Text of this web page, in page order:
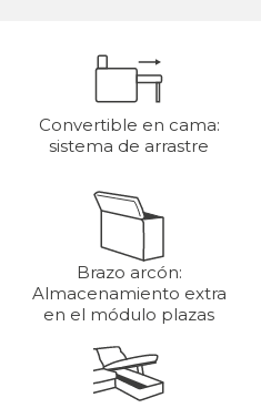
Convertible en cama:
sistema de arrastre
Brazo arcón:
Almacenamiento extra
en el módulo plazas